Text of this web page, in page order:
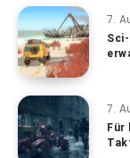
7.
7.